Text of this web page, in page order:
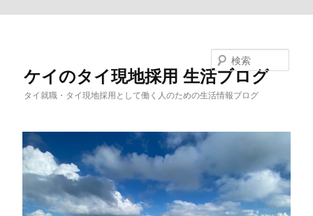
ケイのタイ現地採用 生活ブログ
タイ就職・タイ現地採用として働く人のための生活情報ブログ